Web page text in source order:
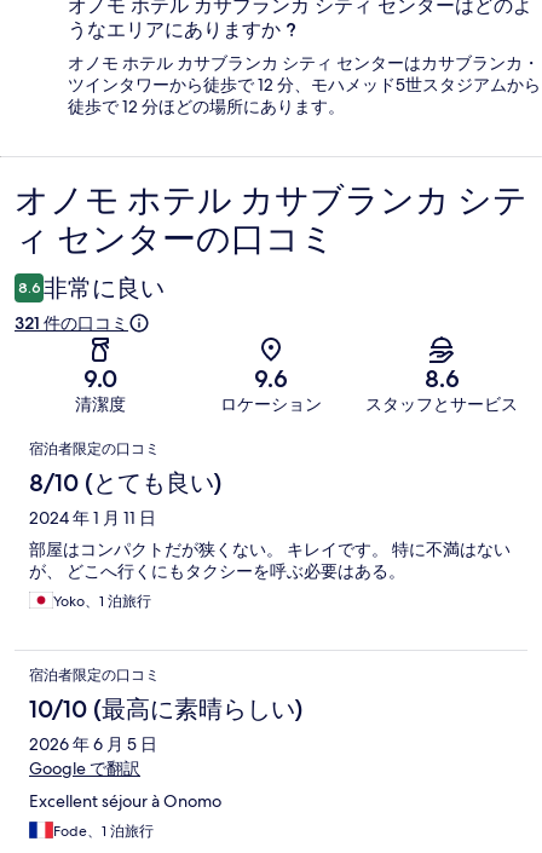
オノモ ホテル カサブランカ シティ センターはどのよ
うなエリアにありますか ?
オノモ ホテル カサブランカ シティ センターはカサブランカ・
ツインタワーから徒歩で 12 分、モハメッド5世スタジアムから
徒歩で 12 分ほどの場所にあります。
口
コ
ミ
オノモ ホテル カサブランカ シテ
ィ センターの口コミ
8.6 非常に良い
321 件の口コミ
9.0
清潔度
9.6
ロケーション
8.6
スタッフとサービス
口
コ
ミ
宿泊者限定の口コミ
8/10 (とても良い)
2024 年 1 月 11 日
部屋はコンパクトだが狭くない。 キレイです。 特に不満はない
が、 どこへ行くにもタクシーを呼ぶ必要はある。
Yoko、1 泊旅行
宿泊者限定の口コミ
10/10 (最高に素晴らしい)
2026 年 6 月 5 日
Google で翻訳
Excellent séjour à Onomo
Fode、1 泊旅行